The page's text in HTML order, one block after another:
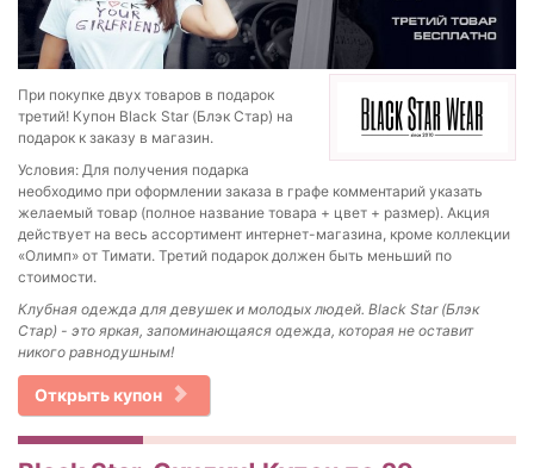
При покупке двух товаров в подарок
третий! Купон Black Star (Блэк Стар) на
подарок к заказу в магазин.
Условия: Для получения подарка
необходимо при оформлении заказа в графе комментарий указать
желаемый товар (полное название товара + цвет + размер). Акция
действует на весь ассортимент интернет-магазина, кроме коллекции
«Олимп» от Тимати. Третий подарок должен быть меньший по
стоимости.
Клубная одежда для девушек и молодых людей. Black Star (Блэк
Стар) - это яркая, запоминающаяся одежда, которая не оставит
никого равнодушным!
Открыть купон